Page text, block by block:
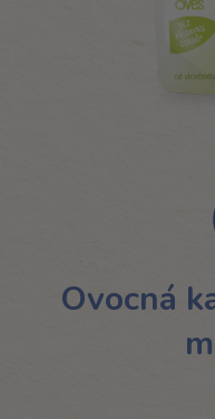
Ovocná